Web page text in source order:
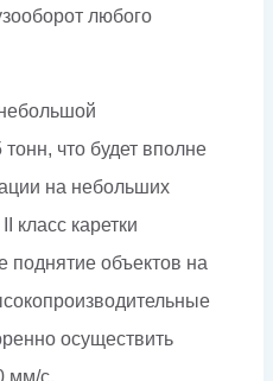
любого
что будет вполне
на небольших
класс каретки
поднятие объектов на
осуществить
мм/с.